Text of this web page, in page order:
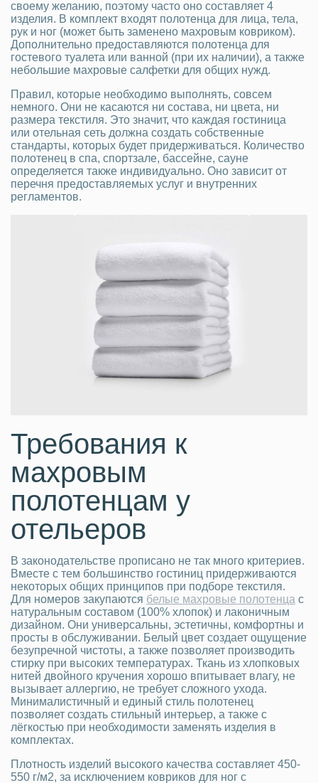
своему желанию, поэтому часто оно составляет 4
изделия. В комплект входят полотенца для лица, тела,
рук и ног (может быть заменено махровым ковриком).
Дополнительно предоставляются полотенца для
гостевого туалета или ванной (при их наличии), а также
небольшие махровые салфетки для общих нужд.
Правил, которые необходимо выполнять, совсем
немного. Они не касаются ни состава, ни цвета, ни
размера текстиля. Это значит, что каждая гостиница
или отельная сеть должна создать собственные
стандарты, которых будет придерживаться. Количество
полотенец в спа, спортзале, бассейне, сауне
определяется также индивидуально. Оно зависит от
перечня предоставляемых услуг и внутренних
регламентов.
Требования к
махровым
полотенцам у
отельеров
В законодательстве прописано не так много критериев.
Вместе с тем большинство гостиниц придерживаются
некоторых общих принципов при подборе текстиля.
Для номеров закупаются белые махровые полотенца с
натуральным составом (100% хлопок) и лаконичным
дизайном. Они универсальны, эстетичны, комфортны и
просты в обслуживании. Белый цвет создает ощущение
безупречной чистоты, а также позволяет производить
стирку при высоких температурах. Ткань из хлопковых
нитей двойного кручения хорошо впитывает влагу, не
вызывает аллергию, не требует сложного ухода.
Минималистичный и единый стиль полотенец
позволяет создать стильный интерьер, а также с
лёгкостью при необходимости заменять изделия в
комплектах.
Плотность изделий высокого качества составляет 450-
550 г/м2, за исключением ковриков для ног с